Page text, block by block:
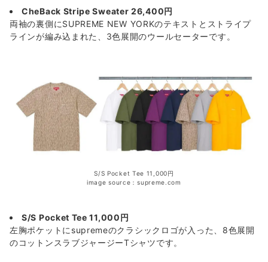
CheBack Stripe Sweater 26,400円
両袖の裏側にSUPREME NEW YORKのテキストとストライプ
ラインが編み込まれた、3色展開のウールセーターです。
S/S Pocket Tee 11,000円
image source：supreme.com
S/S Pocket Tee 11,000円
左胸ポケットにsupremeのクラシックロゴが入った、8色展開
のコットンスラブジャージーTシャツです。